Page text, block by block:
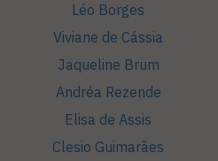
Léo Borges
Viviane de Cássia
Jaqueline Brum
Andréa Rezende
Elisa de Assis
Clesio Guimarães